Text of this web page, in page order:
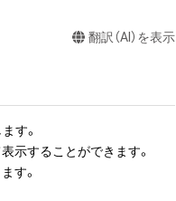
翻訳（AI）を表示
す。
示することができます。
す。